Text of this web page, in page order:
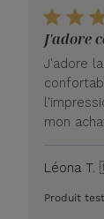
J'adore
J'adore
mon
Léona
Produit